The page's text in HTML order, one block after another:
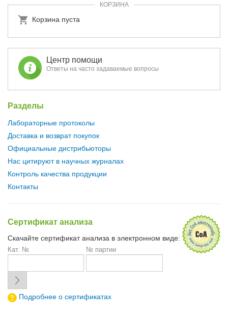
КОРЗИНА
Корзина пуста
Центр помощи
Ответы на часто задаваемые вопросы
Разделы
Лабораторные протоколы
Доставка и возврат покупок
Официальные дистрибьюторы
Нас цитируют в научных журналах
Контроль качества продукции
Контакты
Сертификат анализа
Скачайте сертификат анализа в электронном виде:
Кат. № № партии
Подробнее о сертификатах